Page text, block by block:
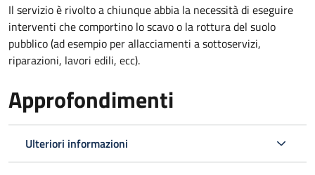
Il servizio è rivolto a chiunque abbia la necessità di eseguire
interventi che comportino lo scavo o la rottura del suolo
pubblico (ad esempio per allacciamenti a sottoservizi,
riparazioni, lavori edili, ecc).
Approfondimenti
Ulteriori informazioni